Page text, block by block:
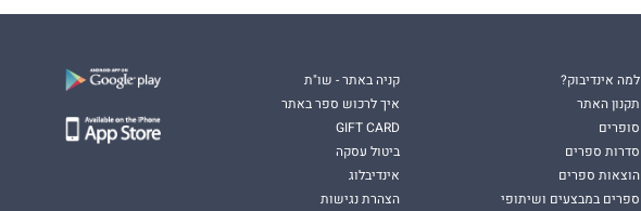
למה אינדיבוק?
תקנון האתר
סופרים
סדרות ספרים
הוצאות ספרים
ספרים במבצעים ושיתופי
קניה באתר - שו"ת
איך לרכוש ספר באתר
GIFT CARD
ביטול עסקה
אינדיבלוג
הצהרת נגישות